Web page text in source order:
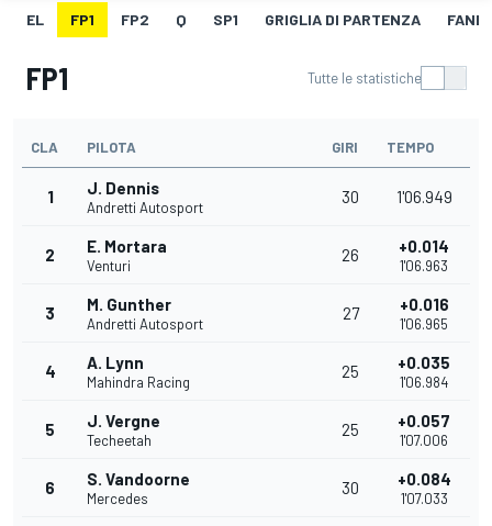
EL FP1 FP2 Q SP1 GRIGLIA DI PARTENZA
FP1 Tutte le statistiche
CLA PILOTA GIRI TEMPO
1 J. Dennis
Andretti Autosport
30 1'06.949
2 E. Mortara
Venturi
26 +0.014
1'06.963
3 M. Gunther
Andretti Autosport
27 +0.016
1'06.965
4 A. Lynn
Mahindra Racing
25 +0.035
1'06.984
5 J. Vergne
Techeetah
25 +0.057
1'07.006
6 S. Vandoorne
Mercedes
30 +0.084
1'07.033